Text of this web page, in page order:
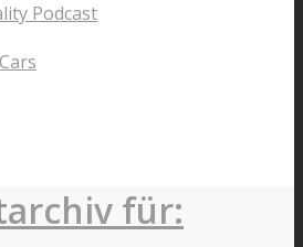
Podcast
für: